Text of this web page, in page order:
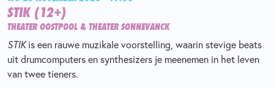
STIK (12+)
THEATER OOSTPOOL & THEATER SONNEVANCK
STIKis een rauwe muzikale voorstelling, waarin stevige beats
uit drumcomputers en synthesizers je meenemen in het leven
van twee tieners.